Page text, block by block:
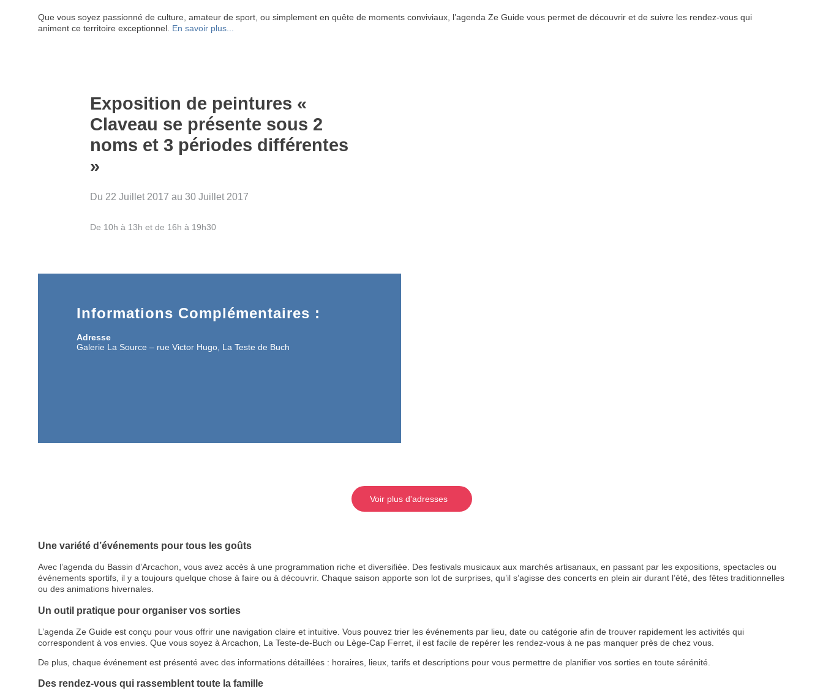
Que vous soyez passionné de culture, amateur de sport, ou simplement en quête de moments conviviaux, l’agenda Ze Guide vous permet de découvrir et de suivre les rendez-vous qui
animent ce territoire exceptionnel. En savoir plus...
Exposition de peintures «
Claveau se présente sous 2
noms et 3 périodes différentes
»
Du 22 Juillet 2017 au 30 Juillet 2017
De 10h à 13h et de 16h à 19h30
Informations Complémentaires :
Adresse
Galerie La Source – rue Victor Hugo, La Teste de Buch
Voir plus d'adresses
Une variété d’événements pour tous les goûts
Avec l’agenda du Bassin d’Arcachon, vous avez accès à une programmation riche et diversifiée. Des festivals musicaux aux marchés artisanaux, en passant par les expositions, spectacles ou
événements sportifs, il y a toujours quelque chose à faire ou à découvrir. Chaque saison apporte son lot de surprises, qu’il s’agisse des concerts en plein air durant l’été, des fêtes traditionnelles
ou des animations hivernales.
Un outil pratique pour organiser vos sorties
L’agenda Ze Guide est conçu pour vous offrir une navigation claire et intuitive. Vous pouvez trier les événements par lieu, date ou catégorie afin de trouver rapidement les activités qui
correspondent à vos envies. Que vous soyez à Arcachon, La Teste-de-Buch ou Lège-Cap Ferret, il est facile de repérer les rendez-vous à ne pas manquer près de chez vous.
De plus, chaque événement est présenté avec des informations détaillées : horaires, lieux, tarifs et descriptions pour vous permettre de planifier vos sorties en toute sérénité.
Des rendez-vous qui rassemblent toute la famille